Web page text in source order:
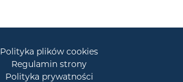
Polityka plików cookies
Regulamin strony
Polityka prywatności